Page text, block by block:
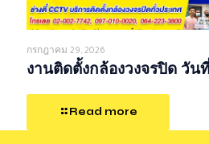
กรกฎาคม 29, 2026
งานติดตั้งกล้องวงจรปิด วัน
Read more